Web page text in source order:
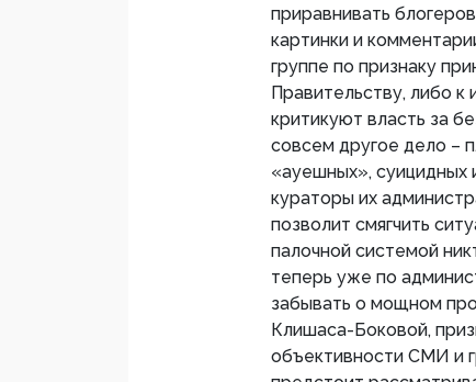
приравнивать
картинки и
группе по признаку
Правительству, либо
критикуют власть за
совсем другое дело –
«ауешных», суицидных
кураторы их
позволит смягчить
палочной системой
теперь уже по
забывать о мощном
Клишаса-Боковой,
объективности СМИ и